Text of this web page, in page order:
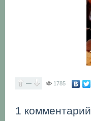
— 1785
1 комментарий